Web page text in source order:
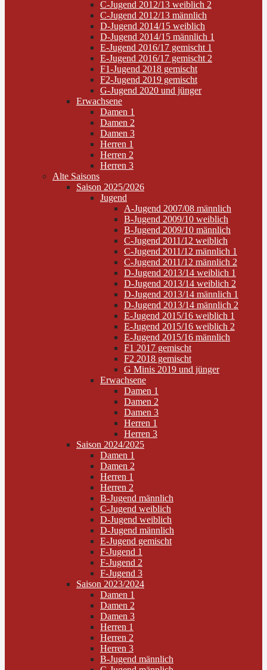
C-Jugend 2012/13 weiblich 2
C-Jugend 2012/13 männlich
D-Jugend 2014/15 weiblich
D-Jugend 2014/15 männlich 1
E-Jugend 2016/17 gemischt 1
E-Jugend 2016/17 gemischt 2
F1-Jugend 2018 gemischt
F2-Jugend 2019 gemischt
G-Jugend 2020 und jünger
Erwachsene
Damen 1
Damen 2
Damen 3
Herren 1
Herren 2
Herren 3
Alte Saisons
Saison 2025/2026
Jugend
A-Jugend 2007/08 männlich
B-Jugend 2009/10 weiblich
B-Jugend 2009/10 männlich
C-Jugend 2011/12 weiblich
C-Jugend 2011/12 männlich 1
C-Jugend 2011/12 männlich 2
D-Jugend 2013/14 weiblich 1
D-Jugend 2013/14 weiblich 2
D-Jugend 2013/14 männlich 1
D-Jugend 2013/14 männlich 2
E-Jugend 2015/16 weiblich 1
E-Jugend 2015/16 weiblich 2
E-Jugend 2015/16 männlich
F1 2017 gemischt
F2 2018 gemischt
G Minis 2019 und jünger
Erwachsene
Damen 1
Damen 2
Damen 3
Herren 1
Herren 3
Saison 2024/2025
Damen 1
Damen 2
Herren 1
Herren 2
B-Jugend männlich
C-Jugend weiblich
D-Jugend weiblich
D-Jugend männlich
E-Jugend gemischt
F-Jugend 1
F-Jugend 2
F-Jugend 3
Saison 2023/2024
Damen 1
Damen 2
Damen 3
Herren 1
Herren 2
Herren 3
B-Jugend männlich